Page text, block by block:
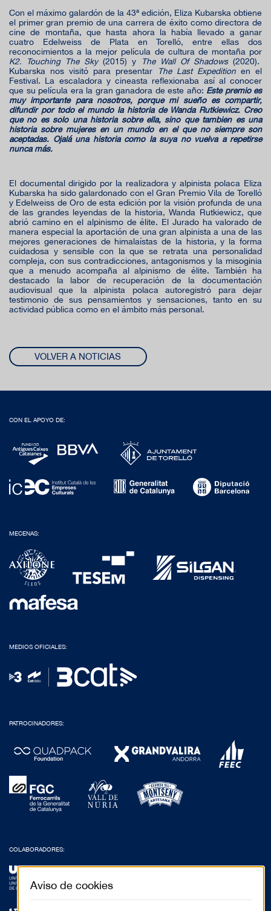
Con el máximo galardón de la 43ª edición, Eliza Kubarska obtiene
el primer gran premio de una carrera de éxito como directora de
cine de montaña, que hasta ahora la había llevado a ganar
cuatro Edelweiss de Plata en Torelló, entre ellas dos
reconocimientos a la mejor película de cultura de montaña por
K2. Touching The Sky(2015) y The Wall Of Shadows(2020).
Kubarska nos visitó para presentar
The Last Expeditionen el
Festival. La escaladora y cineasta reflexionaba así al conocer
que su película era la gran ganadora de este año: Este premio es
muy importante para nosotros, porque mi sueño es compartir,
difundir por todo el mundo la historia de Wanda Rutkiewicz. Creo
que no es sólo una historia sobre ella, sino que también es una
historia sobre mujeres en un mundo en el que no siempre son
aceptadas. Ojalá una historia como la suya no vuelva a repetirse
nunca más.
El documental dirigido por la realizadora y alpinista polaca Eliza
Kubarska ha sido galardonado con el Gran Premio Vila de Torelló
y Edelweiss de Oro de esta edición por la visión profunda de una
de las grandes leyendas de la historia, Wanda Rutkiewicz, que
abrió camino en el alpinismo de élite. El Jurado ha valorado de
manera especial la aportación de una gran alpinista a una de las
mejores generaciones de himalaístas de la historia, y la forma
cuidadosa y sensible con la que se retrata una personalidad
compleja, con sus contradicciones, antagonismos y la misoginia
que a menudo acompaña al alpinismo de élite. También ha
destacado la labor de recuperación de la documentación
audiovisual que la alpinista polaca autoregistró para dejar
testimonio de sus pensamientos y sensaciones, tanto en su
actividad pública como en el ámbito más personal.
VOLVER A NOTICIAS
CON EL APOYO DE:
MECENAS:
MEDIOS OFICIALES:
PATROCINADORES:
COLABORADORES:
Aviso de cookies